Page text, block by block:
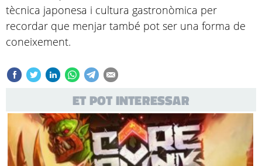
tècnica japonesa i cultura gastronòmica per
recordar que menjar també pot ser una forma de
coneixement.
ET POT INTERESSAR